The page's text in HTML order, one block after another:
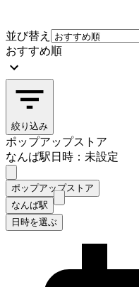
並び替え
おすすめ順
絞り込み
ポップアップストア
なんば駅日時：未設定
ポップアップストア
なんば駅
日時を選ぶ